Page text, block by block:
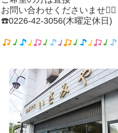
お問い合わせくださいませ🙇‍♀️
☎️0226-42-3056(木曜定休日)